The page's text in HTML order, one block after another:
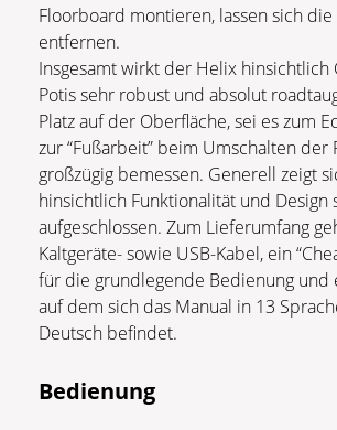
Floorboard montieren, lassen sich
entfernen.
Insgesamt wirkt der Helix hinsichtlich
Potis sehr robust und absolut
Platz auf der Oberfläche, sei es zum
zur “Fußarbeit” beim Umschalten der
großzügig bemessen. Generell zeigt
hinsichtlich Funktionalität und Design
aufgeschlossen. Zum Lieferumfang
Kaltgeräte- sowie USB-Kabel, ein
für die grundlegende Bedienung und
auf dem sich das Manual in 13
Deutsch befindet.
Bedienung